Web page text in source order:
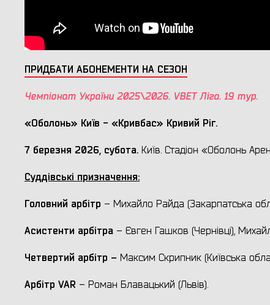
ПРИДБАТИ АБОНЕМЕНТИ НА СЕЗОН
Чемпіонат України 2025\2026. VBET Ліга. 19 тур.
«Оболонь» Київ - «Кривбас» Кривий Ріг.
7 березня 2026, субота. Київ. Стадіон «Оболонь
Суддівські призначення:
Головний арбітр – Михайло Райда (Закарпатська
Асистенти арбітра – Євген Гашков (Чернівці),
Четвертий арбітр – Максим Скрипник (Київська
Арбітр VAR – Роман Блавацький (Львів).